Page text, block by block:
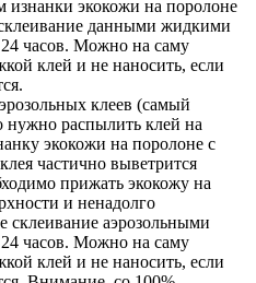
изнанки экокожи на поролоне
данными жидкими
часов. Можно на саму
клей и не наносить, если
клеев (самый
нужно распылить клей на
экокожи на поролоне с
частично выветрится
прижать экокожу на
и ненадолго
склеивание аэрозольными
часов. Можно на саму
клей и не наносить, если